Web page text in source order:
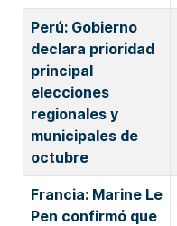
Perú: Gobierno
declara prioridad
principal
elecciones
regionales y
municipales de
octubre
Francia: Marine Le
Pen confirmó que